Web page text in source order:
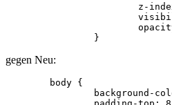
		}
gegen Neu: